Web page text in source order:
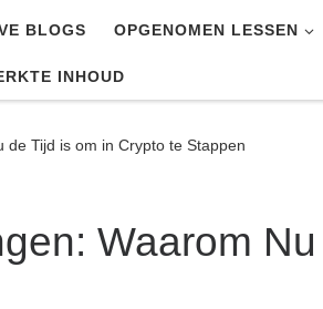
BLOGS OPGENOMEN LESSEN
INHOUD
de Tijd is om in Crypto te Stappen
Waarom